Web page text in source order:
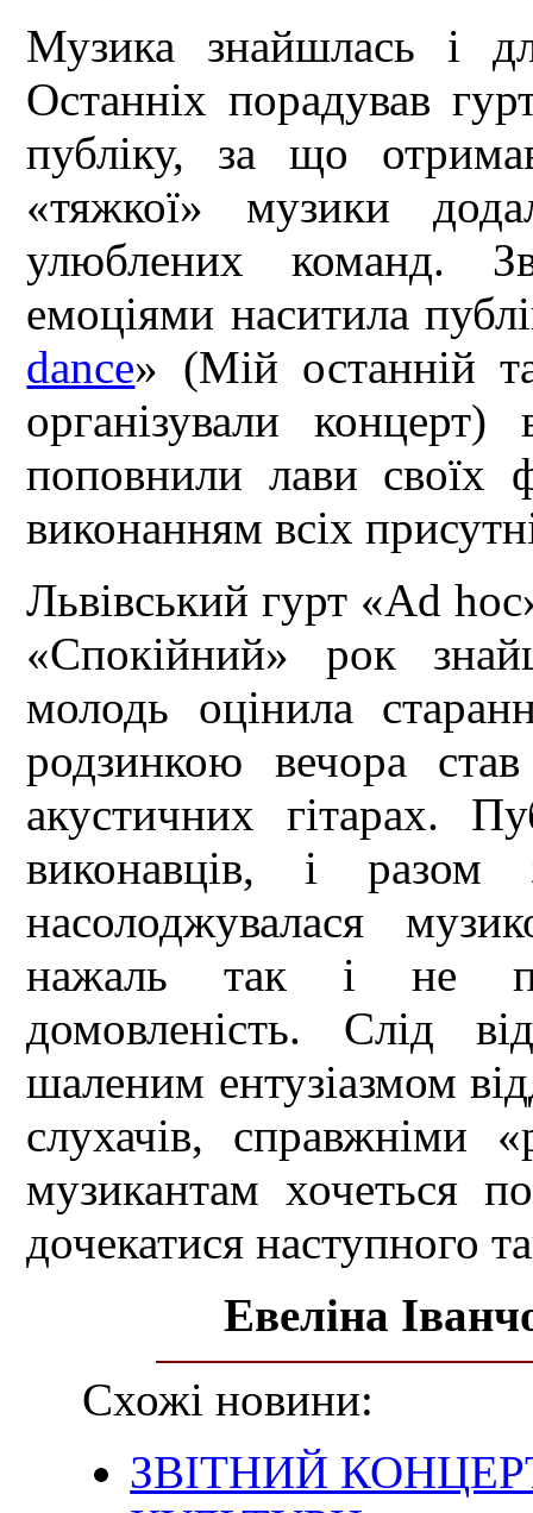
Музика знайшлась і
Останніх порадував
публіку, за що
«тяжкої» музики
улюблених команд.
емоціями наситила
dance» (Мій останній
організували
поповнили лави своїх
виконанням всіх
Львівський гурт «Ad
«Спокійний» рок
молодь оцінила
родзинкою вечора
акустичних гітарах.
виконавців, і
насолоджувалася
нажаль так і не
домовленість. Слід
шаленим ентузіазмом
слухачів,
музикантам хочеться
дочекатися наступного
Евеліна
Схожі новини:
ЗВІТНИЙ